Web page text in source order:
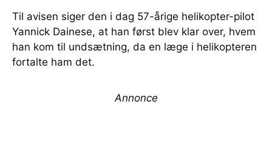
Til avisen siger den i dag 57-årige helikopter-pilot
Yannick Dainese, at han først blev klar over, hvem
han kom til undsætning, da en læge i helikopteren
fortalte ham det.
Annonce